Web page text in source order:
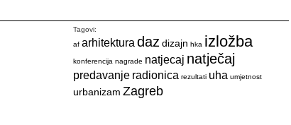
Tagovi:
af arhitektura daz dizajn hka izložba
konferencija nagrade natjecaj natječaj
predavanje radionica rezultati uha umjetnost
urbanizam Zagreb